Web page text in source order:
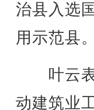
治县入选
用示范县。
叶云表
动建筑业